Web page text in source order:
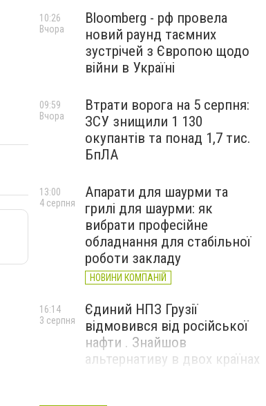
Bloomberg - рф провела
новий раунд таємних
зустрічей з Європою щодо
війни в Україні
10:26
Вчора
Втрати ворога на 5 серпня:
ЗСУ знищили 1 130
окупантів та понад 1,7 тис.
БпЛА
09:59
Вчора
Апарати для шаурми та
грилі для шаурми: як
вибрати професійне
обладнання для стабільної
роботи закладу
НОВИНИ КОМПАНІЙ
13:00
4 серпня
Єдиний НПЗ Грузії
відмовився від російської
нафти . Знайшов
альтернативу в двох країнах
16:14
3 серпня